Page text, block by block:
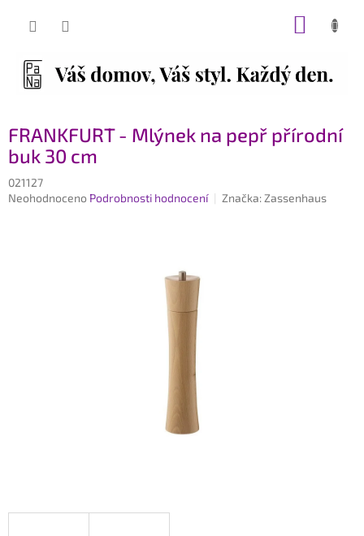
FRANKFURT - Mlýnek na pepř přírodní
buk 30 cm
021127
Průměrné
Neohodnoceno Podrobnosti hodnocení Značka:Zassenhaus